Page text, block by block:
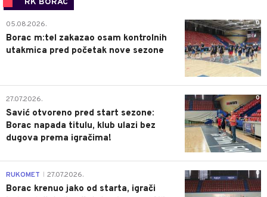
RK BORAC
0
05.08.2026.
Borac m:tel zakazao osam kontrolnih
utakmica pred početak nove sezone
0
27.07.2026.
Savić otvoreno pred start sezone:
Borac napada titulu, klub ulazi bez
dugova prema igračima!
0
RUKOMET 27.07.2026.
Borac krenuo jako od starta, igrači